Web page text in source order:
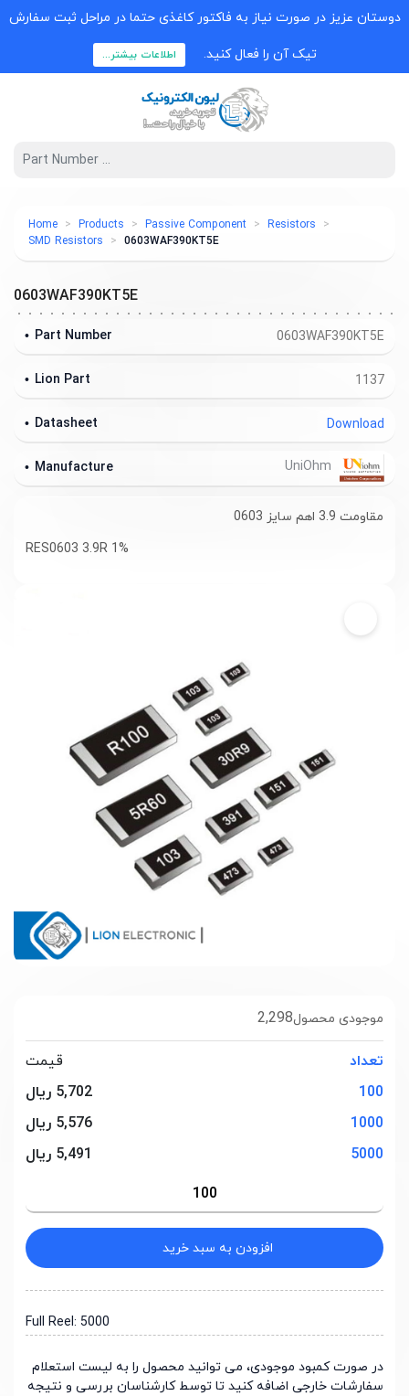
دوستان عزیز در صورت نیاز به فاکتور کاغذی حتما در مراحل ثبت سفارش
تیک آن را فعال کنید. اطلاعات بیشتر...
Home Products Passive Component
Resistors
SMD Resistors
0603WAF390KT5E
2,298موجودی محصول
تعداد
قیمت
100
5,702 ریال
1000
5,576 ریال
5000
5,491 ریال
افزودن به سبد خرید
Full Reel: 5000
در صورت کمبود موجودی، می توانید محصول را به لیست استعلام
سفارشات خارجی اضافه کنید تا توسط کارشناسان بررسی و نتیجه
0603WAF390KT5E
0603WAF390KT5E
Part Number
1137
Lion Part
Download
Datasheet
Manufacture
مقاومت 3.9 اهم سایز 0603
RES0603 3.9R 1%